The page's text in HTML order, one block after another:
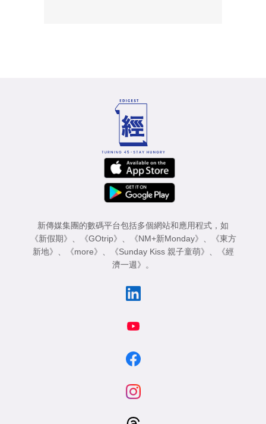
新傳媒集團的數碼平台包括多個網站和應用程式，如
《新假期》
《GOtrip》 《NM+新Monday》
《東方
新地》
《more》 《Sunday Kiss 親子童萌》
《經
濟一週》
。